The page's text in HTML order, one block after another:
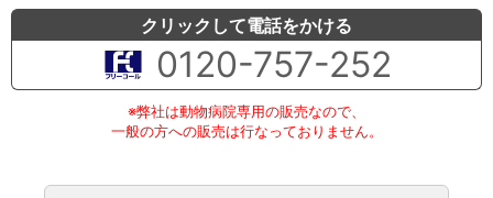
クリックして電話をかける
0120-757-252
※弊社は動物病院専用の販売なので、
一般の方への販売は行なっておりません。